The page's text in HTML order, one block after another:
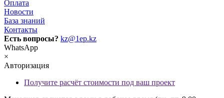
Оплата
Новости
База знаний
Контакты
Есть вопросы? kz@1ep.kz
WhatsApp
×
Авторизация
Получите расчёт стоимости под ваш проект